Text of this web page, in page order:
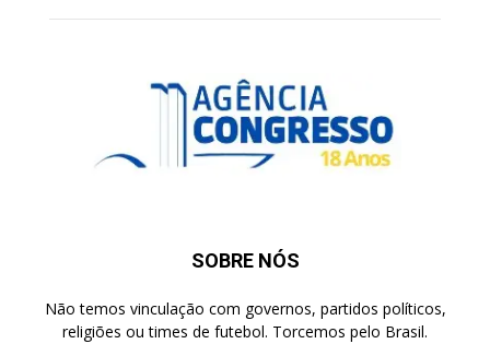
SOBRE NÓS
Não temos vinculação com governos, partidos políticos,
religiões ou times de futebol. Torcemos pelo Brasil.